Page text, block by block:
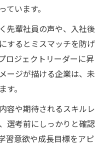
います。
先輩社員の声や、入社後
するとミスマッチを防げ
ロジェクトリーダーに昇
ージが描ける企業は、未
。
容や期待されるスキルレ
選考前にしっかりと確認
習意欲や成長目標をアピ